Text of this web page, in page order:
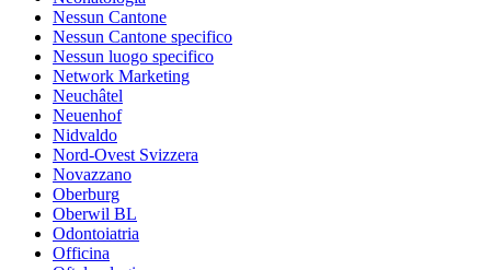
Nessun Cantone
Nessun Cantone specifico
Nessun luogo specifico
Network Marketing
Neuchâtel
Neuenhof
Nidvaldo
Nord-Ovest Svizzera
Novazzano
Oberburg
Oberwil BL
Odontoiatria
Officina